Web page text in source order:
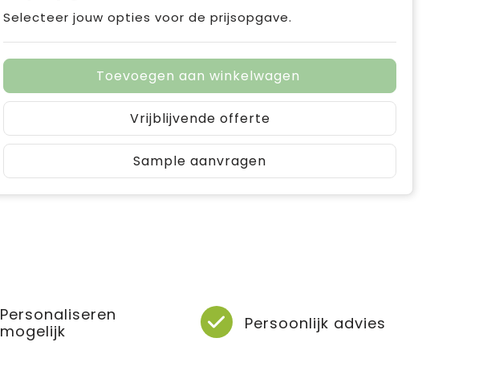
Selecteer jouw opties voor de prijsopgave.
Toevoegen aan winkelwagen
Vrijblijvende offerte
Sample aanvragen
Personaliseren
mogelijk
Persoonlijk advies